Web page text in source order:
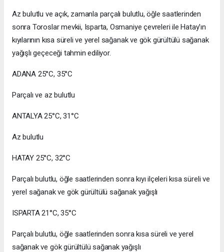
Az bulutlu ve açık, zamanla parçalı bulutlu, öğle saatlerinden
sonra Toroslar mevkii, Isparta, Osmaniye çevreleri ile Hatay'ın
kıyılarının kısa süreli ve yerel sağanak ve gök gürültülü sağanak
yağışlı geçeceği tahmin ediliyor.
ADANA 25°C, 35°C
Parçalı ve az bulutlu
ANTALYA 25°C, 31°C
Az bulutlu
HATAY 25°C, 32°C
Parçalı bulutlu, öğle saatlerinden sonra kıyı ilçeleri kısa süreli ve
yerel sağanak ve gök gürültülü sağanak yağışlı
ISPARTA 21°C, 35°C
Parçalı bulutlu, öğle saatlerinden sonra kısa süreli ve yerel
sağanak ve gök gürültülü sağanak yağışlı